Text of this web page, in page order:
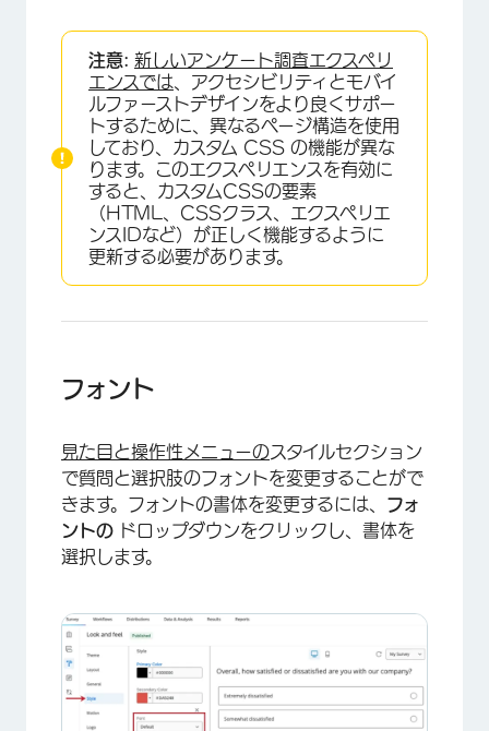
オートアドバンス
FAQs
注意: 新しいアンケート調査エクスペリ
エンスでは 、アクセシビリティとモバイ
ルファーストデザインをより良くサポー
トするために、異なるページ構造を使用
しており、カスタム CSS の機能が異な
ります。このエクスペリエンスを有効に
すると、カスタムCSSの要素
（HTML、CSSクラス、エクスペリエ
ンスIDなど）が正しく機能するように
更新する必要があります。
フォント
見た目と操作性メニューのスタイルセクション
で質問と選択肢のフォントを変更することがで
きます。フォントの書体を変更するには、 フォ
ントの ドロップダウンをクリックし、書体を
選択します。